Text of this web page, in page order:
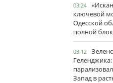
03:24
ключевой
Одесской
полной
03:12
Запад в